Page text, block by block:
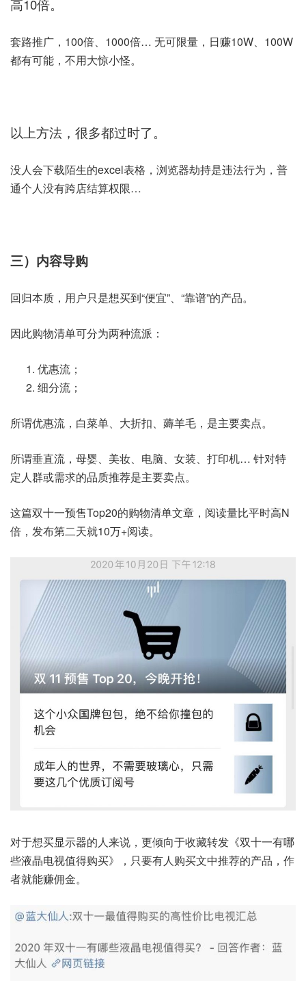
高10倍。
套路推广，100倍、1000倍… 无可限量，日赚10W、100W
都有可能，不用大惊小怪。
以上方法，很多都过时了。
没人会下载陌生的excel表格，浏览器劫持是违法行为，普
通个人没有跨店结算权限…
三）内容导购
回归本质，用户只是想买到“便宜”、“靠谱”的产品。
因此购物清单可分为两种流派：
优惠流；
细分流；
所谓优惠流，白菜单、大折扣、薅羊毛，是主要卖点。
所谓垂直流，母婴、美妆、电脑、女装、打印机… 针对特
定人群或需求的品质推荐是主要卖点。
这篇双十一预售Top20的购物清单文章，阅读量比平时高N
倍，发布第二天就10万+阅读。
对于想买显示器的人来说，更倾向于收藏转发《双十一有哪
些液晶电视值得购买》，只要有人购买文中推荐的产品，作
者就能赚佣金。